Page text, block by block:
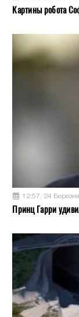
Картины робота
12:57, 24
Принц Гарри